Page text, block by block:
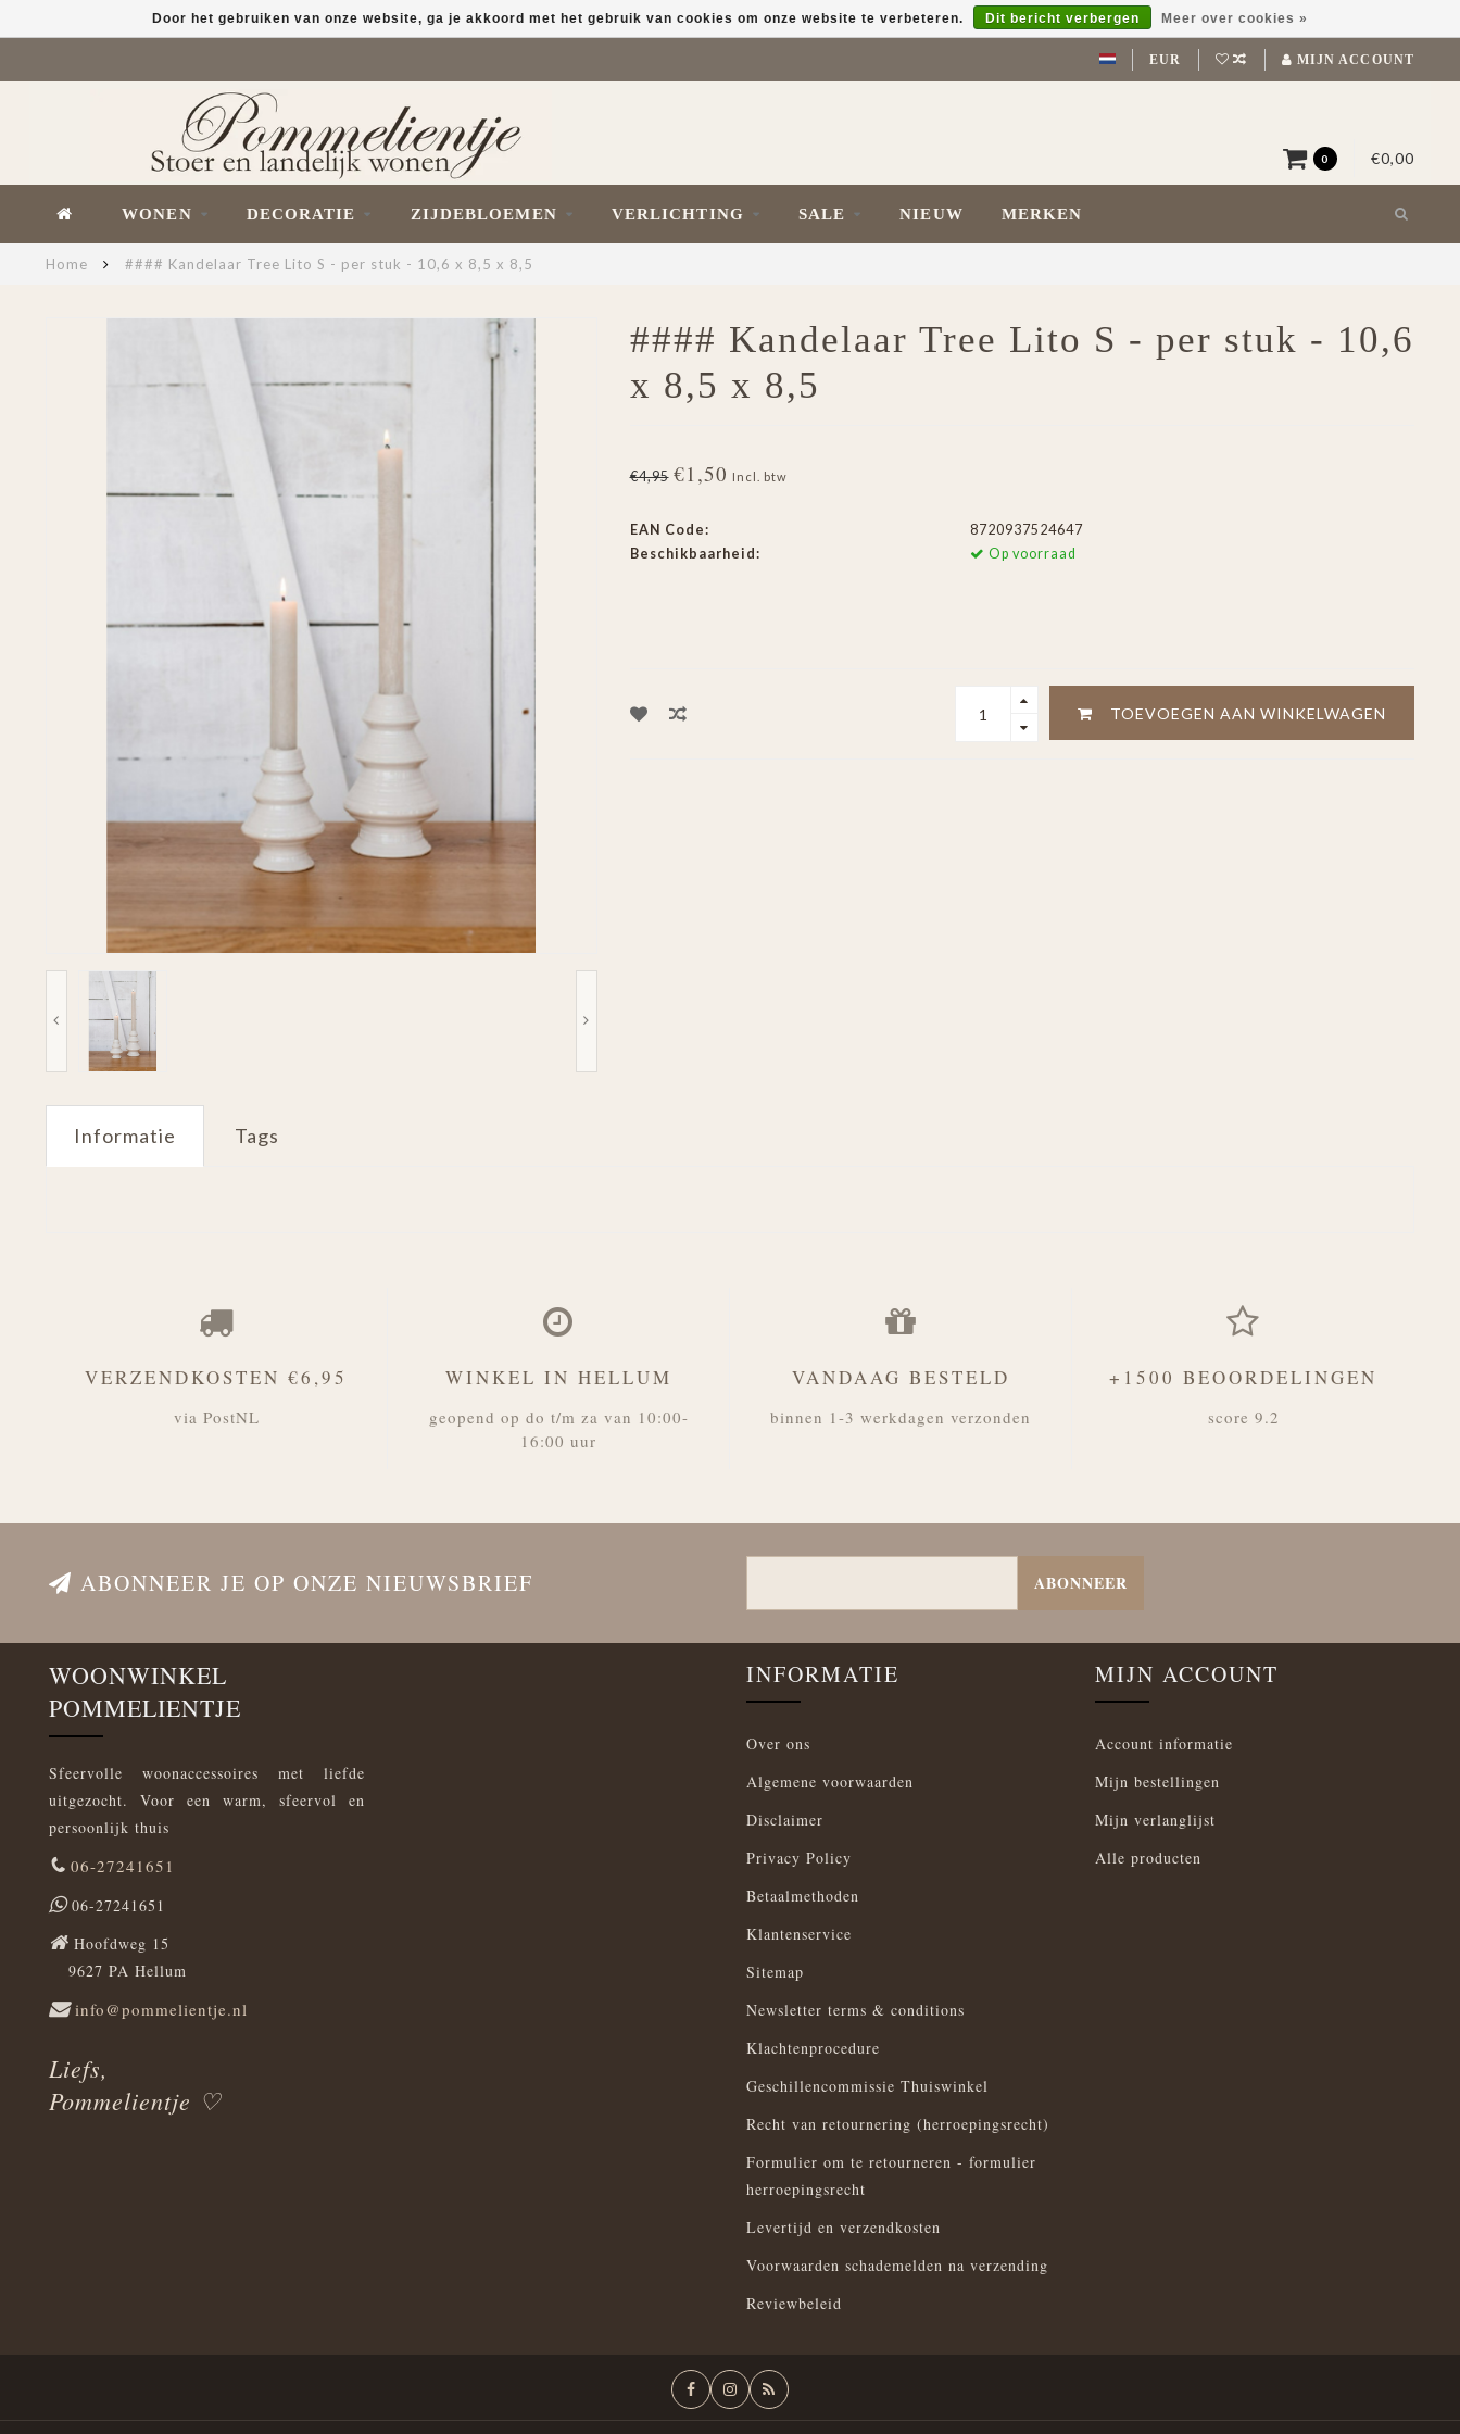
EUR MIJN ACCOUNT
0 €0,00
WONEN DECORATIE ZIJDEBLOEMEN VERLICHTING SALE NIEUW MERKEN
Home #### Kandelaar Tree Lito S - per stuk - 10,6 x 8,5 x 8,5
#### Kandelaar Tree Lito S - per stuk - 10,6
x 8,5 x 8,5
€4,95 €1,50 Incl. btw
EAN Code:
8720937524647
Beschikbaarheid:
Op voorraad
TOEVOEGEN AAN WINKELWAGEN
Informatie Tags
Door het gebruiken van onze website, ga je akkoord met het gebruik van cookies om onze website te verbeteren. Dit bericht verbergen Meer over cookies »
VERZENDKOSTEN €6,95
via PostNL
WINKEL IN HELLUM
geopend op do t/m za van 10:00-
16:00 uur
VANDAAG BESTELD
binnen 1-3 werkdagen verzonden
+1500 BEOORDELINGEN
score 9.2
ABONNEER JE OP ONZE NIEUWSBRIEF ABONNEER
WOONWINKEL
POMMELIENTJE
Sfeervolle woonaccessoires met liefde
uitgezocht. Voor een warm, sfeervol en
persoonlijk thuis
06-27241651
06-27241651
Hoofdweg 15
9627 PA Hellum
info@pommelientje.nl
Liefs,
Pommelientje ♡
INFORMATIE
Over ons
Algemene voorwaarden
Disclaimer
Privacy Policy
Betaalmethoden
Klantenservice
Sitemap
Newsletter terms & conditions
Klachtenprocedure
Geschillencommissie Thuiswinkel
Recht van retournering (herroepingsrecht)
Formulier om te retourneren - formulier
herroepingsrecht
Levertijd en verzendkosten
Voorwaarden schademelden na verzending
Reviewbeleid
MIJN ACCOUNT
Account informatie
Mijn bestellingen
Mijn verlanglijst
Alle producten